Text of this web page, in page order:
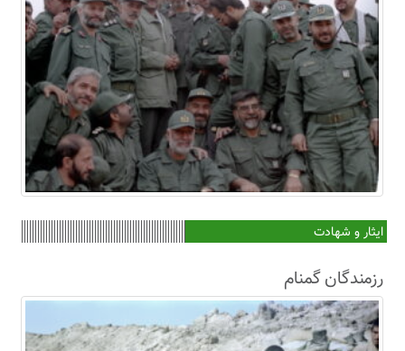
ایثار و شهادت
رزمندگان گمنام